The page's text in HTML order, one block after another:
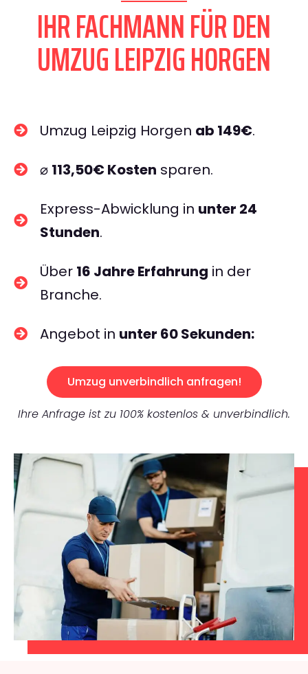
IHR FACHMANN FÜR DEN
UMZUG LEIPZIG HORGEN
Umzug Leipzig Horgen ab 149€.
⌀ 113,50€ Kosten sparen.
Express-Abwicklung in unter 24
Stunden.
Über 16 Jahre Erfahrung in der
Branche.
Angebot in unter 60 Sekunden:
Umzug unverbindlich anfragen!
Ihre Anfrage ist zu 100% kostenlos & unverbindlich.